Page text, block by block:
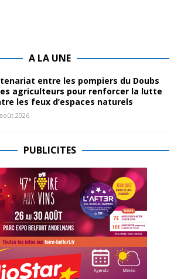
A LA UNE
entre les pompiers du Doubs
agriculteurs pour renforcer la lutte
les feux d’espaces naturels
2026
PUBLICITES